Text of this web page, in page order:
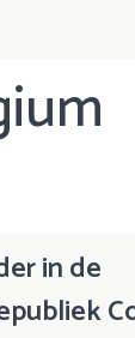
in de